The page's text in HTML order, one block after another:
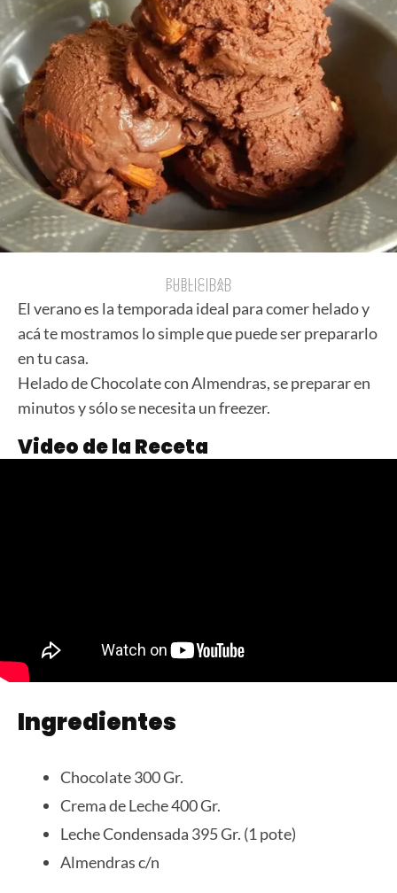
PUBLICIDAD
PUBLICIDAD
El verano es la temporada ideal para comer helado y
acá te mostramos lo simple que puede ser prepararlo
en tu casa.
Helado de Chocolate con Almendras, se preparar en
minutos y sólo se necesita un freezer.
Video de la Receta
Ingredientes
Chocolate 300 Gr.
Crema de Leche 400 Gr.
Leche Condensada 395 Gr. (1 pote)
Almendras c/n